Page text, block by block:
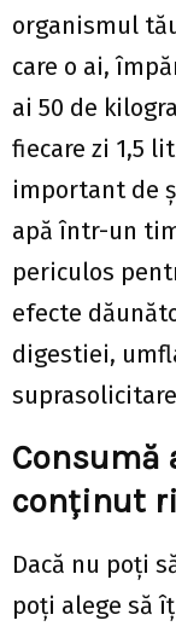
organismul
care o ai,
ai 50 de
fiecare zi 1,5
important de
apă într-un
periculos
efecte
digestiei,
Consumă
conținut
Dacă nu poți
poți alege să